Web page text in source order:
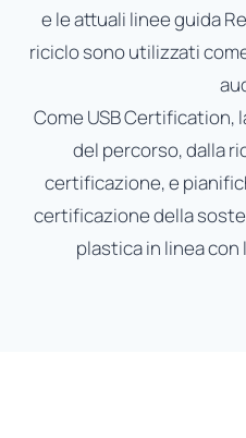
e le attuali linee guida
riciclo sono utilizzati
Come USB Certification,
del percorso, dalla
certificazione, e
certificazione della
plastica in linea con